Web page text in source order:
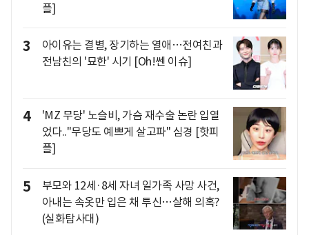
플]
3
아이유는 결별, 장기하는 열애…전여친과
전남친의 '묘한' 시기 [Oh!쎈 이슈]
4
'MZ 무당' 노슬비, 가슴 재수술 논란 입열
었다.."무당도 예쁘게 살고파" 심경 [핫피
플]
5
부모와 12세·8세 자녀 일가족 사망 사건,
아내는 속옷만 입은 채 투신…살해 의혹?
(실화탐사대)